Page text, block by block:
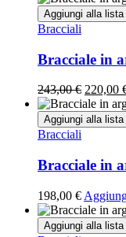
Aggiungi alla lista
Bracciali
Bracciale in
243,00€ 220,00
Aggiungi alla lista
Bracciali
Bracciale in
198,00 €
Aggiungi alla lista